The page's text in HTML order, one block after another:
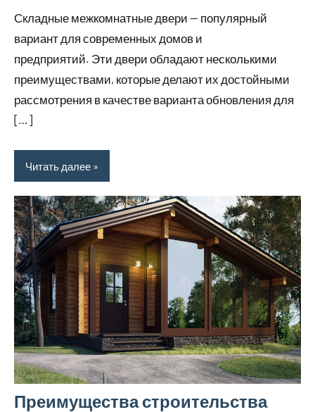
Складные межкомнатные двери — популярный
вариант для современных домов и
предприятий. Эти двери обладают несколькими
преимуществами, которые делают их достойными
рассмотрения в качестве варианта обновления для
[…]
Читать далее
Преимущества строительства